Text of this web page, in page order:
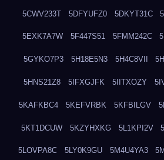
5CWV233T 5DFYUFZ0 5DKYT31C
5EXK7A7W 5F447S51 5FMM242C
5GYKO7P3 5H18E5N3 5H4C8VII
5HNS21Z8 5IFXGJFK 5IITXOZY
5KAFKBC4 5KEFVRBK 5KFBILGV
5KT1DCUW 5KZYHXKG 5L1KPI2V
5LOVPA8C 5LY0K9GU 5M4U4YA3